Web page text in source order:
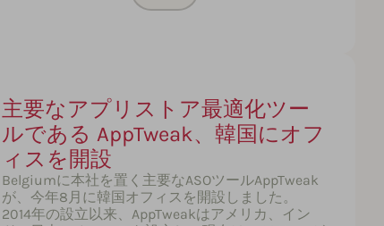
主要なアプリストア最適化ツー
ルである AppTweak、韓国にオフ
ィスを開設
Belgiumに本社を置く主要なASOツールAppTweak
が、今年8月に韓国オフィスを開設しました。
2014年の設立以来、AppTweakはアメリカ、イン